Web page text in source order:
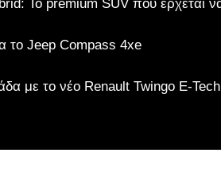
Το premium SUV που έρχεται
το Jeep Compass 4xe
με το νέο Renault Twingo E-Tech